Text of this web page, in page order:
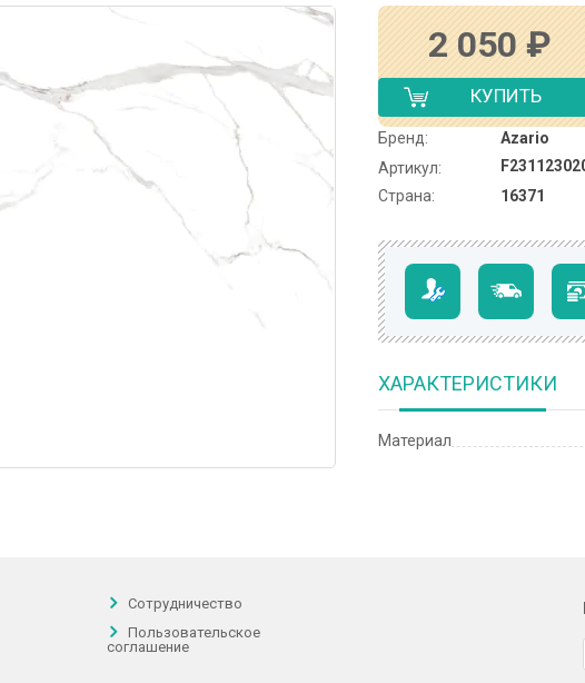
2 050 ₽
КУПИТЬ
Бренд:
Azario
Артикул:
Страна:
16371
ХАРАКТЕРИСТИКИ
Материал
Сотрудничество
Пользовательское
соглашение